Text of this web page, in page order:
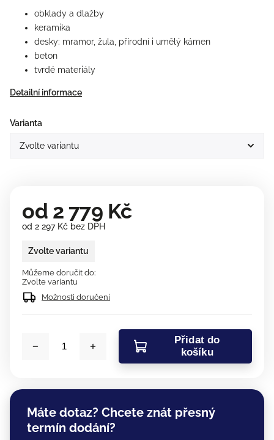
obklady a dlažby
keramika
desky: mramor, žula, přírodní i umělý kámen
beton
tvrdé materiály
Detailní informace
Varianta
od 2 779 Kč
od 2 297 Kč bez DPH
Zvolte variantu
Můžeme doručit do:
Zvolte variantu
Možnosti doručení
Přidat do
košíku
Máte dotaz? Chcete znát přesný
termín dodání?